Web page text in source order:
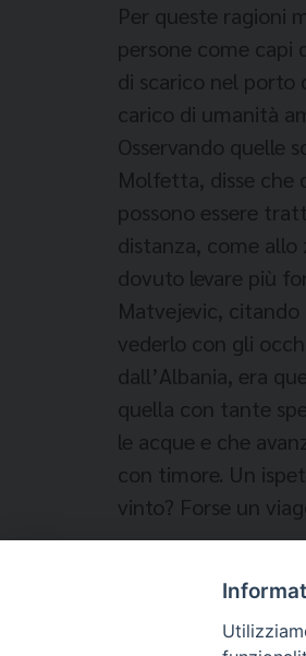
Per queste ragioni
persone come capi
di scarico nel porto
carico di umanità
Osservando quelle
Molfetta, disse che
possono essere
distanza, come
dovuto levare più
Matvejevic, citando
vederlo con gli
dall’Albania, era
quella con tante
le acque e che
con timore. Un
vinto? Forse un